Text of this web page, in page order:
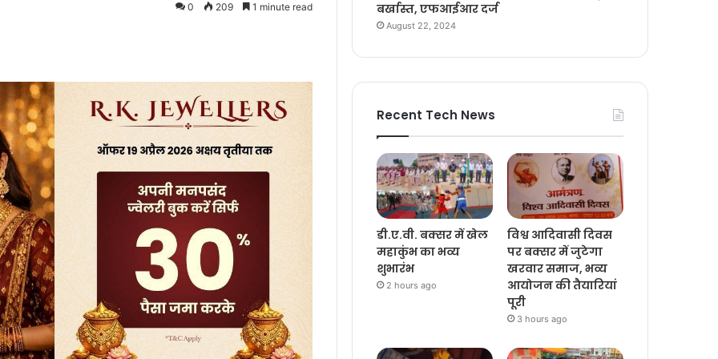
0 209 1 minute read
बर्खास्त, एफआईआर दर्ज
August 22, 2024
Recent Tech News
डी.ए.वी. बक्सर में खेल
महाकुंभ का भव्य
शुभारंभ
2 hours ago
विश्व आदिवासी दिवस
पर बक्सर में जुटेगा
खरवार समाज, भव्य
आयोजन की तैयारियां
पूरी
3 hours ago